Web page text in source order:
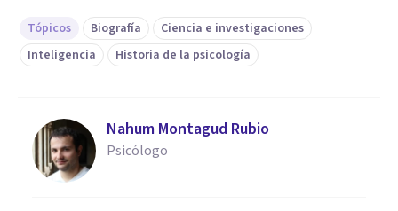
Tópicos Biografía
Ciencia e investigaciones
Inteligencia
Historia de la psicología
Nahum Montagud Rubio
Psicólogo